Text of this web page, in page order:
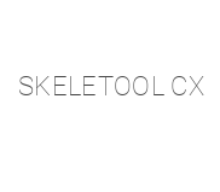
SKELETOOL CX